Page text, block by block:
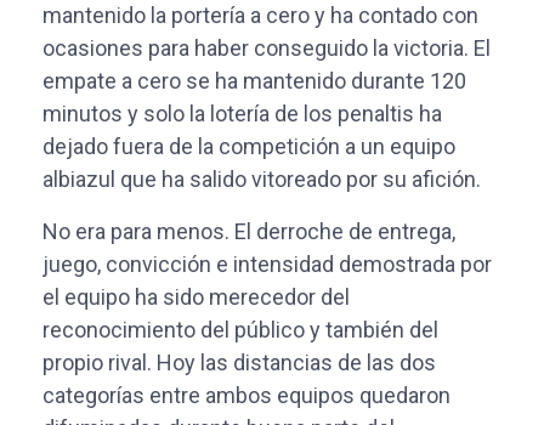
mantenido la portería a cero y ha contado con
ocasiones para haber conseguido la victoria. El
empate a cero se ha mantenido durante 120
minutos y solo la lotería de los penaltis ha
dejado fuera de la competición a un equipo
albiazul que ha salido vitoreado por su afición.
No era para menos. El derroche de entrega,
juego, convicción e intensidad demostrada por
el equipo ha sido merecedor del
reconocimiento del público y también del
propio rival. Hoy las distancias de las dos
categorías entre ambos equipos quedaron